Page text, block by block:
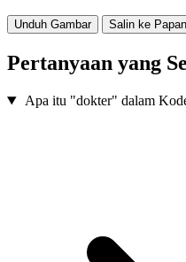
Unduh Gambar Salin ke
Pertanyaan yang
Apa itu "dokter" dalam